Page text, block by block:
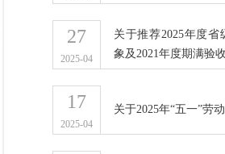
27
2025-04
关于推荐2025年度
象及2021年度期满验
17
2025-04
关于2025年“五一”劳